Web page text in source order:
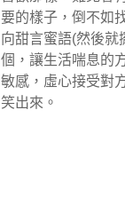
要的樣子，倒不如
向甜言蜜語(然後
個，讓生活喘息的
敏感，虛心接受對
笑出來。